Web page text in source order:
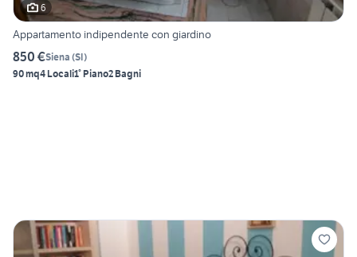
6
Appartamento indipendente con giardino
850 €Siena (SI)
90 mq4 Locali1° Piano2 Bagni